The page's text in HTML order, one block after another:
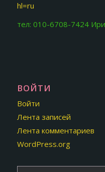
hl=ru
тел: 010-6708-7424
ВОЙТИ
Войти
Лента записей
Лента комментариев
WordPress.org